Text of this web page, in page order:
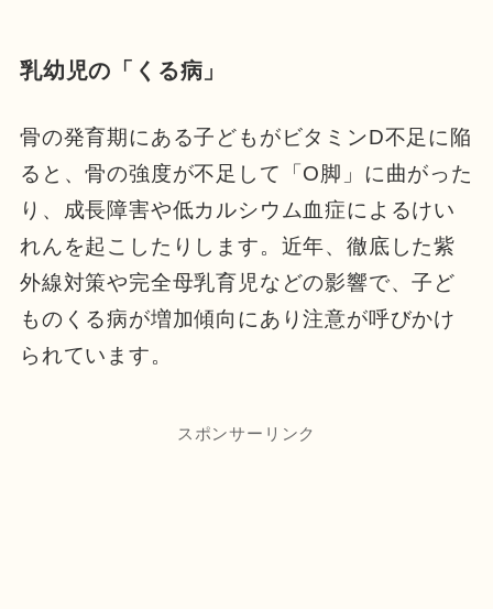
乳幼児の「くる病」
骨の発育期にある子どもがビタミンD不足に陥
ると、骨の強度が不足して「O脚」に曲がった
り、成長障害や低カルシウム血症によるけい
れんを起こしたりします。近年、徹底した紫
外線対策や完全母乳育児などの影響で、子ど
ものくる病が増加傾向にあり注意が呼びかけ
られています。
スポンサーリンク